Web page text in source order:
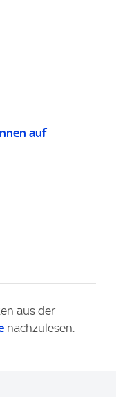
auf
aus der
nachzulesen.